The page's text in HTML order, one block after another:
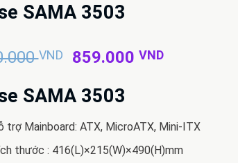
SAMA 3503
VND
Giá
là:
980.000 VND.
859.000 VNDGiá
859.000
SAMA 3503
trợ Mainboard: ATX, MicroATX, Mini-ITX
thước : 416(L)×215(W)×490(H)mm